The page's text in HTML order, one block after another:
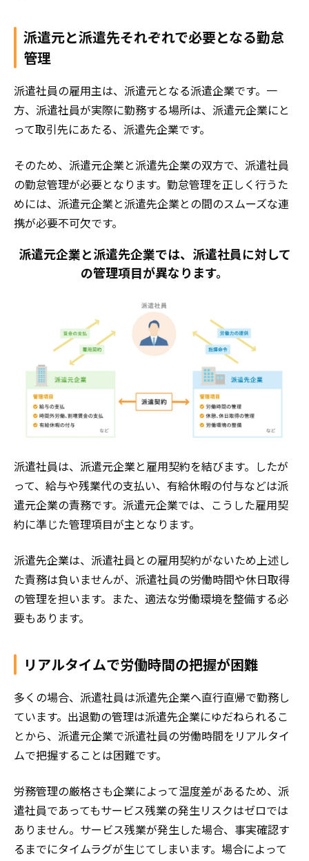
派遣元と派遣先それぞれで必要となる勤怠
管理
派遣社員の雇用主は、派遣元となる派遣企業です。一
方、派遣社員が実際に勤務する場所は、派遣元企業にと
って取引先にあたる、派遣先企業です。
そのため、派遣元企業と派遣先企業の双方で、派遣社員
の勤怠管理が必要となります。 勤怠管理を正しく行うた
めには、派遣元企業と派遣先企業との間のスムーズな連
携が必要不可欠です。
派遣元企業と派遣先企業では、派遣社員に対して
の管理項目が異なります。
派遣社員は、派遣元企業と雇用契約を結びます。したが
って、給与や残業代の支払い、有給休暇の付与などは派
遣元企業の責務です。派遣元企業では、こうした雇用契
約に準じた管理項目が主となります。
派遣先企業は、派遣社員との雇用契約がないため上述し
た責務は負いませんが、派遣社員の労働時間や休日取得
の管理を担います。また、適法な労働環境を整備する必
要もあります。
リアルタイムで労働時間の把握が困難
多くの場合、派遣社員は派遣先企業へ直行直帰で勤務し
ています。出退勤の管理は派遣先企業にゆだねられるこ
とから、派遣元企業で派遣社員の労働時間をリアルタイ
ムで把握することは困難です。
労務管理の厳格さも企業によって温度差があるため、派
遣社員であってもサービス残業の発生リスクはゼロでは
ありません。サービス残業が発生した場合、事実確認す
るまでにタイムラグが生じてしまいます。場合によって